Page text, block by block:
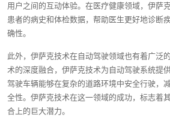
用户之间的互动体验。在医疗健康领域，伊萨
患者的病史和体检数据，帮助医生更好地诊断
确性。
此外，伊萨克技术在自动驾驶领域也有着广泛
术的深度融合，伊萨克技术为自动驾驶系统提
驾驶车辆能够在复杂的道路环境中安全行驶，
全性。伊萨克技术在这一领域的成功，标志着
合上的巨大潜力。